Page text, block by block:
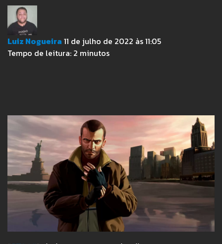
Luiz Nogueira 11 de julho de 2022 às 11:05
Tempo de leitura: 2 minutos